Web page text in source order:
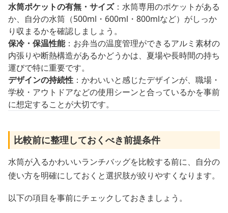
水筒ポケットの有無・サイズ：水筒専用のポケットがある
か、自分の水筒（500ml・600ml・800mlなど）がしっか
り収まるかを確認しましょう。
保冷・保温性能：お弁当の温度管理ができるアルミ素材の
内張りや断熱構造があるかどうかは、夏場や長時間の持ち
運びで特に重要です。
デザインの持続性 ：かわいいと感じたデザインが、職場・
学校・アウトドアなどの使用シーンと合っているかを事前
に想定することが大切です。
比較前に整理しておくべき前提条件
水筒が入るかわいいランチバッグを比較する前に、自分の
使い方を明確にしておくと選択肢が絞りやすくなります。
以下の項目を事前にチェックしておきましょう。